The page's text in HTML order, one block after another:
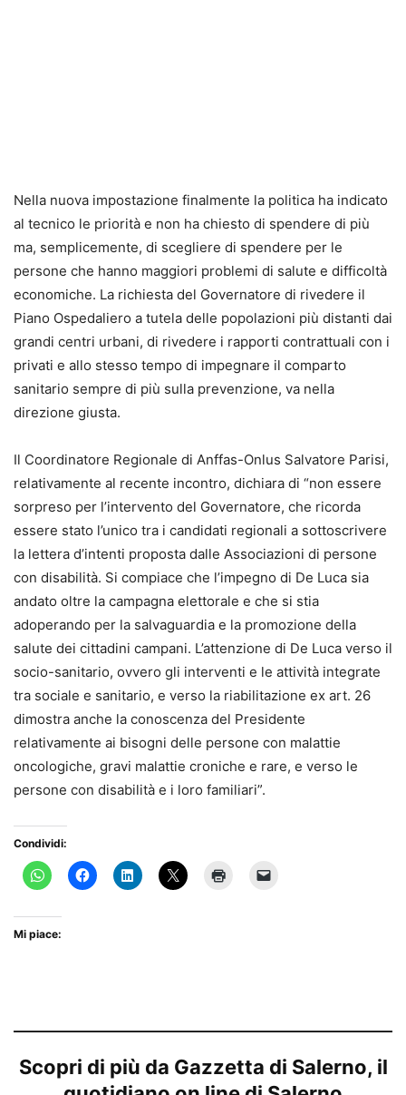
Nella nuova impostazione finalmente la politica ha indicato
al tecnico le priorità e non ha chiesto di spendere di più
ma, semplicemente, di scegliere di spendere per le
persone che hanno maggiori problemi di salute e difficoltà
economiche. La richiesta del Governatore di rivedere il
Piano Ospedaliero a tutela delle popolazioni più distanti dai
grandi centri urbani, di rivedere i rapporti contrattuali con i
privati e allo stesso tempo di impegnare il comparto
sanitario sempre di più sulla prevenzione, va nella
direzione giusta.
Il Coordinatore Regionale di Anffas-Onlus Salvatore Parisi,
relativamente al recente incontro, dichiara di “non essere
sorpreso per l’intervento del Governatore, che ricorda
essere stato l’unico tra i candidati regionali a sottoscrivere
la lettera d’intenti proposta dalle Associazioni di persone
con disabilità. Si compiace che l’impegno di De Luca sia
andato oltre la campagna elettorale e che si stia
adoperando per la salvaguardia e la promozione della
salute dei cittadini campani. L’attenzione di De Luca verso il
socio-sanitario, ovvero gli interventi e le attività integrate
tra sociale e sanitario, e verso la riabilitazione ex art. 26
dimostra anche la conoscenza del Presidente
relativamente ai bisogni delle persone con malattie
oncologiche, gravi malattie croniche e rare, e verso le
persone con disabilità e i loro familiari”.
Condividi:
Mi piace:
Scopri di più da Gazzetta di Salerno, il